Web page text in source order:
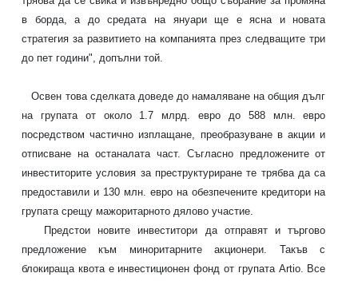
в борда, а до средата на януари ще е ясна и новата
стратегия за развитието на компанията през следващите три
до пет години", допълни той.
Освен това сделката доведе до намаляване на общия дълг
на групата от около 1.7 млрд. евро до 588 млн. евро
посредством частично изплащане, преобразуване в акции и
отписване на останалата част. Съгласно предложените от
инвеститорите условия за преструктуриране те трябва да са
предоставили и 130 млн. евро на обезпечените кредитори на
групата срещу мажоритарното дялово участие.
Предстои новите инвеститори да отправят и търгово
предложение към миноритарните акционери. Такъв с
блокираща квота е инвестиционен фонд от групата Artio. Все